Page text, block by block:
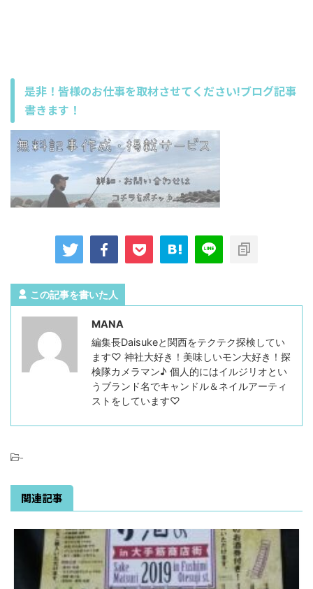
是非！皆様のお仕事を取材させてください!ブログ記事
書きます！
この記事を書いた人
MANA
編集長Daisukeと関西をテクテク探検してい
ます♡ 神社大好き！美味しいモン大好き！探
検隊カメラマン♪ 個人的にはイルジリオとい
うブランド名でキャンドル＆ネイルアーティ
ストをしています♡
-
関連記事